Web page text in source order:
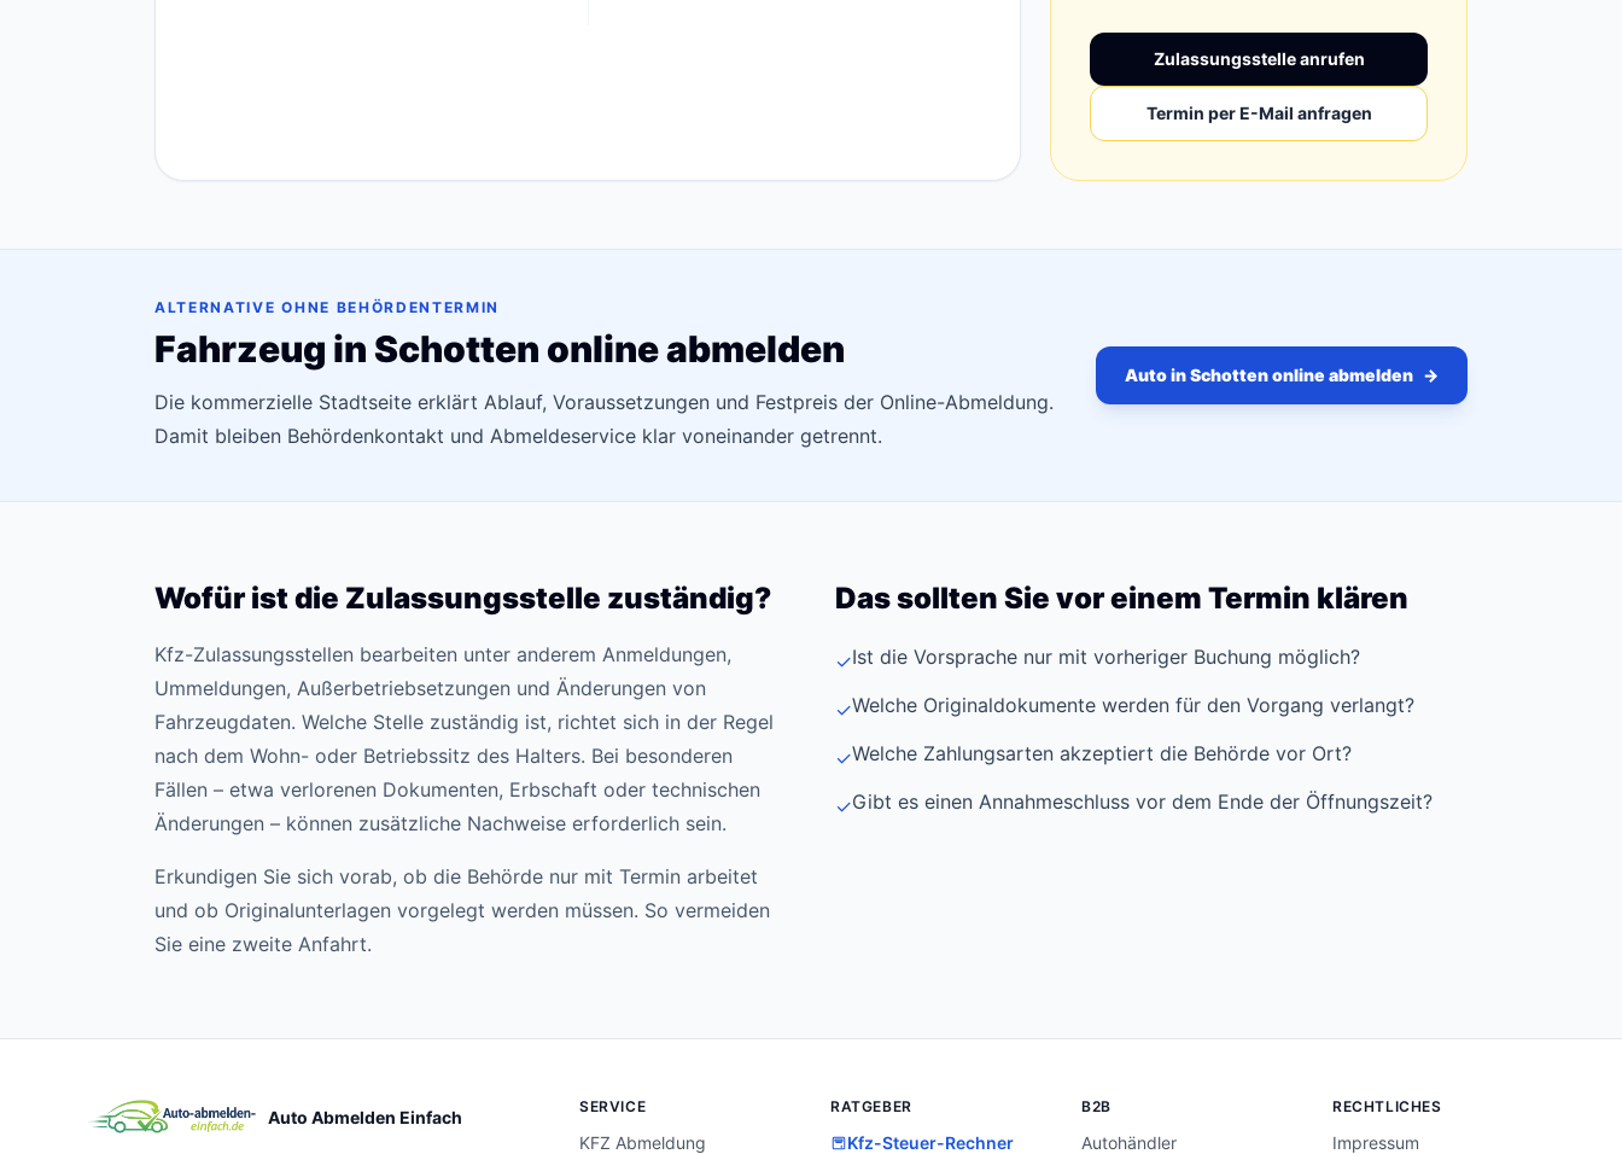
Zulassungsstelle anrufen
Termin per E-Mail anfragen
ALTERNATIVE OHNE BEHÖRDENTERMIN
Fahrzeug in Schotten online abmelden
Die kommerzielle Stadtseite erklärt Ablauf, Voraussetzungen und Festpreis der Online-Abmeldung.
Damit bleiben Behördenkontakt und Abmeldeservice klar voneinander getrennt.
Auto in Schotten online abmelden →
Wofür ist die Zulassungsstelle zuständig?
Kfz-Zulassungsstellen bearbeiten unter anderem Anmeldungen,
Ummeldungen, Außerbetriebsetzungen und Änderungen von
Fahrzeugdaten. Welche Stelle zuständig ist, richtet sich in der Regel
nach dem Wohn- oder Betriebssitz des Halters. Bei besonderen
Fällen – etwa verlorenen Dokumenten, Erbschaft oder technischen
Änderungen – können zusätzliche Nachweise erforderlich sein.
Erkundigen Sie sich vorab, ob die Behörde nur mit Termin arbeitet
und ob Originalunterlagen vorgelegt werden müssen. So vermeiden
Sie eine zweite Anfahrt.
Das sollten Sie vor einem Termin klären
✓Ist die Vorsprache nur mit vorheriger Buchung möglich?
✓Welche Originaldokumente werden für den Vorgang verlangt?
✓Welche Zahlungsarten akzeptiert die Behörde vor Ort?
✓Gibt es einen Annahmeschluss vor dem Ende der Öffnungszeit?
Auto Abmelden Einfach SERVICE
KFZ Abmeldung
RATGEBER
Kfz-Steuer-Rechner
B2B
Autohändler
RECHTLICHES
Impressum